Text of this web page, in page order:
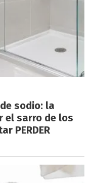
sodio: la
el sarro de los
PERDER